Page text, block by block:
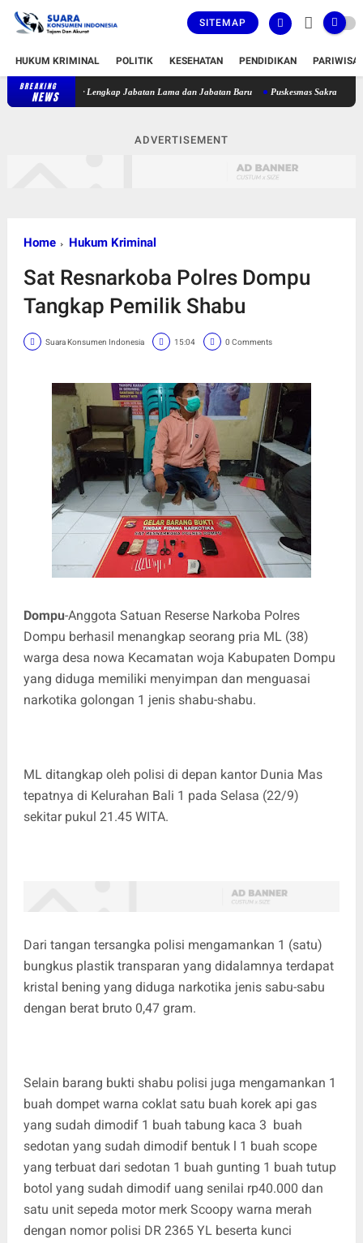
SITEMAP
HUKUM KRIMINAL POLITIK KESEHATAN PENDIDIKAN
BREAKING
NEWS Bupati Lombok Timur Lantik 36 Pejabat, Berikut Daftar Lengkap
ADVERTISEMENT
Home Hukum Kriminal
Sat Resnarkoba Polres Dompu
Tangkap Pemilik Shabu
Suara Konsumen Indonesia 15:04 0 Comments
Dompu-Anggota Satuan Reserse Narkoba Polres
Dompu berhasil menangkap seorang pria ML (38)
warga desa nowa Kecamatan woja Kabupaten Dompu
yang diduga memiliki menyimpan dan menguasai
narkotika golongan 1 jenis shabu-shabu.
ML ditangkap oleh polisi di depan kantor Dunia Mas
tepatnya di Kelurahan Bali 1 pada Selasa (22/9)
sekitar pukul 21.45 WITA.
Dari tangan tersangka polisi mengamankan 1 (satu)
bungkus plastik transparan yang didalamnya terdapat
kristal bening yang diduga narkotika jenis sabu-sabu
dengan berat bruto 0,47 gram.
Selain barang bukti shabu polisi juga mengamankan 1
buah dompet warna coklat satu buah korek api gas
yang sudah dimodif 1 buah tabung kaca 3 buah
sedotan yang sudah dimodif bentuk l 1 buah scope
yang terbuat dari sedotan 1 buah gunting 1 buah tutup
botol yang sudah dimodif uang senilai rp40.000 dan
satu unit sepeda motor merk Scoopy warna merah
dengan nomor polisi DR 2365 YL beserta kunci